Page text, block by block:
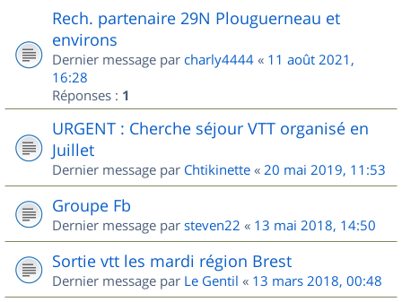
Rech. partenaire 29N Plouguerneau et
environs
Dernier message par charly4444 « 11 août 2021,
16:28
Réponses : 1
URGENT : Cherche séjour VTT organisé en
Juillet
Dernier message par Chtikinette « 20 mai 2019, 11:53
Groupe Fb
Dernier message par steven22 « 13 mai 2018, 14:50
Sortie vtt les mardi région Brest
Dernier message par Le Gentil « 13 mars 2018, 00:48